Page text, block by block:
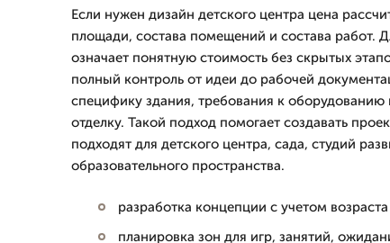
Если нужен дизайн детского центра цена
площади, состава помещений и состава работ.
означает понятную стоимость без скрытых
полный контроль от идеи до рабочей
специфику здания, требования к оборудованию
отделку. Такой подход помогает создавать
подходят для детского центра, сада, студий
образовательного пространства.
разработка концепции с учетом
планировка зон для игр, занятий,